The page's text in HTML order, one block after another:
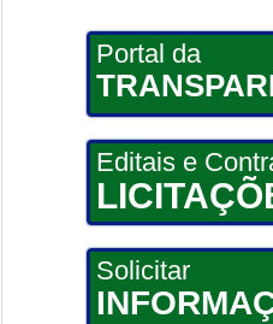
Portal da
Editais e
Solicitar